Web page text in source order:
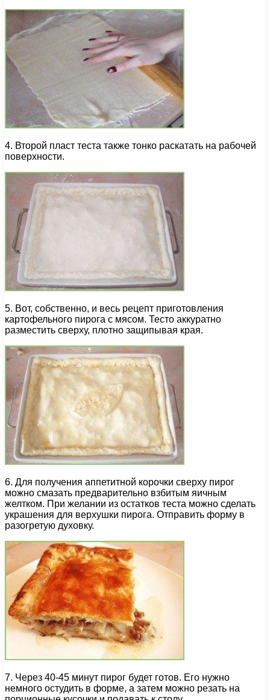
4. Второй пласт теста также тонко раскатать на рабочей
поверхности.
5. Вот, собственно, и весь рецепт приготовления
картофельного пирога с мясом. Тесто аккуратно
разместить сверху, плотно защипывая края.
6. Для получения аппетитной корочки сверху пирог
можно смазать предварительно взбитым яичным
желтком. При желании из остатков теста можно сделать
украшения для верхушки пирога. Отправить форму в
разогретую духовку.
7. Через 40-45 минут пирог будет готов. Его нужно
немного остудить в форме, а затем можно резать на